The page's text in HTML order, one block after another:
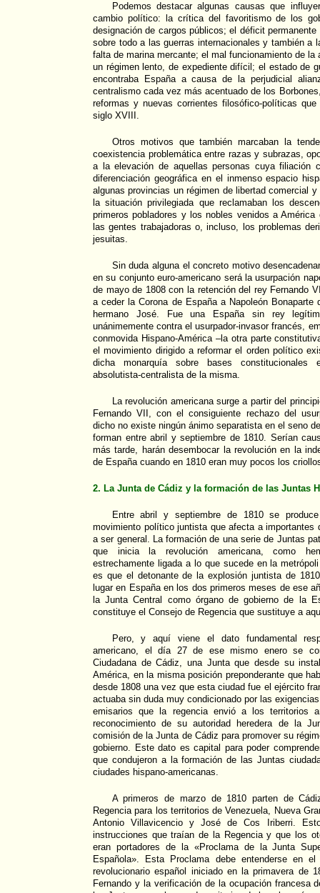
Podemos destacar algunas causas que
cambio político: la crítica del favoritismo de los
designación de cargos públicos; el déficit
sobre todo a las guerras internacionales y también a
falta de marina mercante; el mal funcionamiento de
un régimen lento, de expediente difícil; el estado de
encontraba España a causa de la perjudicial
centralismo cada vez más acentuado de los
reformas y nuevas corrientes filosófico-políticas
siglo XVIII.
Otros motivos que también marcaban la
coexistencia problemática entre razas y subrazas,
a la elevación de aquellas personas cuya filiación
diferenciación geográfica en el inmenso espacio
algunas provincias un régimen de libertad comercial
la situación privilegiada que reclamaban los
primeros pobladores y los nobles venidos a
las gentes trabajadoras o, incluso, los problemas
jesuitas.
Sin duda alguna el concreto motivo
en su conjunto euro-americano será la usurpación
de mayo de 1808 con la retención del rey Fernando
a ceder la Corona de España a Napoleón
hermano José. Fue una España sin rey
unánimemente contra el usurpador-invasor francés,
conmovida Hispano-América –la otra parte
el movimiento dirigido a reformar el orden político
dicha monarquía sobre bases constitucionales
absolutista-centralista de la misma.
La revolución americana surge a partir del
Fernando VII, con el consiguiente rechazo del
dicho no existe ningún ánimo separatista en el seno
forman entre abril y septiembre de 1810. Serían
más tarde, harán desembocar la revolución en la
de España cuando en 1810 eran muy pocos los
2. La Junta de Cádiz y la formación de las Juntas
Entre abril y septiembre de 1810 se
movimiento político juntista que afecta a importantes
a ser general. La formación de una serie de Juntas
que inicia la revolución americana, como
estrechamente ligada a lo que sucede en la
es que el detonante de la explosión juntista de
lugar en España en los dos primeros meses de ese
la Junta Central como órgano de gobierno de la
constituye el Consejo de Regencia que sustituye a
Pero, y aquí viene el dato fundamental
americano, el día 27 de ese mismo enero se
Ciudadana de Cádiz, una Junta que desde su
América, en la misma posición preponderante que
desde 1808 una vez que esta ciudad fue el ejército
actuaba sin duda muy condicionado por las
emisarios que la regencia envió a los territorios
reconocimiento de su autoridad heredera de la
comisión de la Junta de Cádiz para promover su
gobierno. Este dato es capital para poder
que condujeron a la formación de las Juntas
ciudades hispano-americanas.
A primeros de marzo de 1810 parten de
Regencia para los territorios de Venezuela, Nueva
Antonio Villavicencio y José de Cos Iriberri.
instrucciones que traían de la Regencia y que los
eran portadores de la «Proclama de la Junta
Española». Esta Proclama debe entenderse en
revolucionario español iniciado en la primavera de
Fernando y la verificación de la ocupación francesa